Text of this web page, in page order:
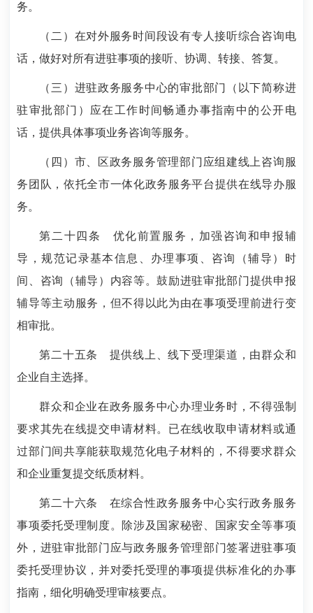
务。
（二）在对外服务时间段设有专人接听综合咨询电
话，做好对所有进驻事项的接听、协调、转接、答复。
（三）进驻政务服务中心的审批部门（以下简称进
驻审批部门）应在工作时间畅通办事指南中的公开电
话，提供具体事项业务咨询等服务。
（四）市、区政务服务管理部门应组建线上咨询服
务团队，依托全市一体化政务服务平台提供在线导办服
务。
第二十四条
优化前置服务，加强咨询和申报辅
导，规范记录基本信息、办理事项、咨询（辅导）时
间、咨询（辅导）内容等。鼓励进驻审批部门提供申报
辅导等主动服务，但不得以此为由在事项受理前进行变
相审批。
第二十五条 提供线上、线下受理渠道，由群众和
企业自主选择。
群众和企业在政务服务中心办理业务时，不得强制
要求其先在线提交申请材料。已在线收取申请材料或通
过部门间共享能获取规范化电子材料的，不得要求群众
和企业重复提交纸质材料。
第二十六条
在综合性政务服务中心实行政务服务
事项委托受理制度。除涉及国家秘密、国家安全等事项
外，进驻审批部门应与政务服务管理部门签署进驻事项
委托受理协议，并对委托受理的事项提供标准化的办事
指南，细化明确受理审核要点。